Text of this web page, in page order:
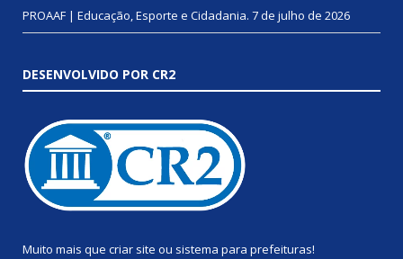
PROAAF | Educação, Esporte e Cidadania. 7 de julho de 2026
DESENVOLVIDO POR CR2
Muito mais que criar site ou sistema para prefeituras!